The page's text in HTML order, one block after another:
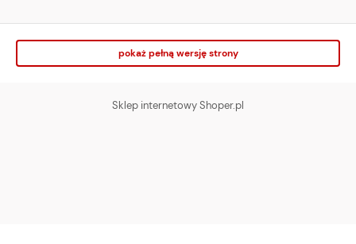
pokaż pełną wersję strony
Sklep internetowy Shoper.pl